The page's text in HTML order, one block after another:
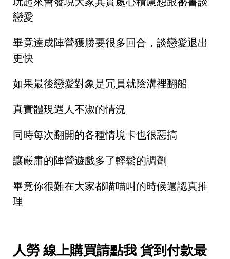
戀愛
畢竟達成陣營獲勝要很多回合，談戀愛退出
更快
如果最後戀愛對象是冗員就陰溝裡翻船
真實體現遇人不淑的情況
同時每次翻開的各種情境卡也很惡搞
讓嚴肅的陣營遊戲多了輕鬆的調劑
畢竟你很難在大家都喵喵叫的時候還認真推
理
人勞 線上購買請點我 貨到付款最